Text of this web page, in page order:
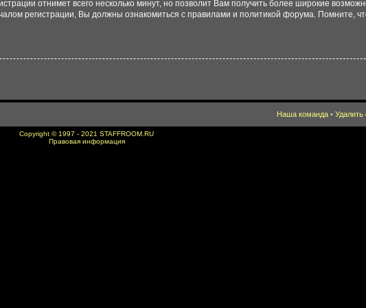
отнимет всего несколько минут, но позволит Вам получить более широкие
регистрации, Вы должны ознакомиться с правилами и политикой форума. Помните,
Наша команда •
Copyright © 1997 - 2021 STAFFROOM.RU
Правовая информация